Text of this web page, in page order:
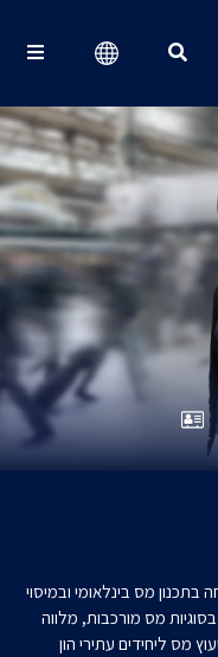
מס בינלאומי ובמיסוי
מס מורכבות, מלווה
מס ליחידים עתירי הון